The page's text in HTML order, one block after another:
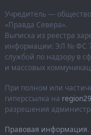
Учредитель —
«Правда Севера».
Выписка из реестра
информации: ЭЛ № ФС
службой по надзору в
и массовых
При полном или
гиперссылка на
разрешения
Правовая информация.